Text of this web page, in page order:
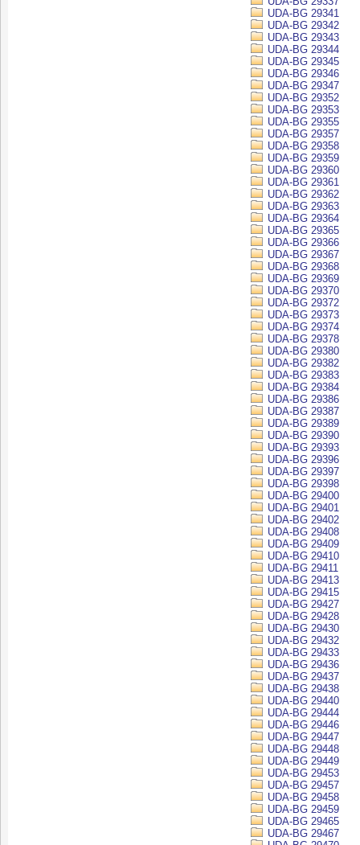
UDA-BG 29341
UDA-BG 29342
UDA-BG 29343
UDA-BG 29344
UDA-BG 29345
UDA-BG 29346
UDA-BG 29347
UDA-BG 29352
UDA-BG 29353
UDA-BG 29355
UDA-BG 29357
UDA-BG 29358
UDA-BG 29359
UDA-BG 29360
UDA-BG 29361
UDA-BG 29362
UDA-BG 29363
UDA-BG 29364
UDA-BG 29365
UDA-BG 29366
UDA-BG 29367
UDA-BG 29368
UDA-BG 29369
UDA-BG 29370
UDA-BG 29372
UDA-BG 29373
UDA-BG 29374
UDA-BG 29378
UDA-BG 29380
UDA-BG 29382
UDA-BG 29383
UDA-BG 29384
UDA-BG 29386
UDA-BG 29387
UDA-BG 29389
UDA-BG 29390
UDA-BG 29393
UDA-BG 29396
UDA-BG 29397
UDA-BG 29398
UDA-BG 29400
UDA-BG 29401
UDA-BG 29402
UDA-BG 29408
UDA-BG 29409
UDA-BG 29410
UDA-BG 29411
UDA-BG 29413
UDA-BG 29415
UDA-BG 29427
UDA-BG 29428
UDA-BG 29430
UDA-BG 29432
UDA-BG 29433
UDA-BG 29436
UDA-BG 29437
UDA-BG 29438
UDA-BG 29440
UDA-BG 29444
UDA-BG 29446
UDA-BG 29447
UDA-BG 29448
UDA-BG 29449
UDA-BG 29453
UDA-BG 29457
UDA-BG 29458
UDA-BG 29459
UDA-BG 29465
UDA-BG 29467